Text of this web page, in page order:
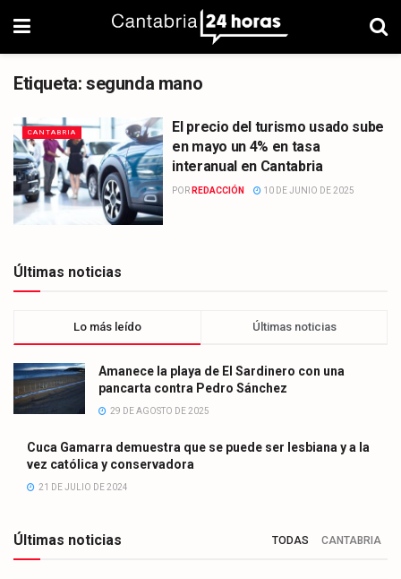
Etiqueta: segunda mano
CANTABRIA
El precio del turismo usado sube
en mayo un 4% en tasa
interanual en Cantabria
POR REDACCIÓN 10 DE JUNIO DE 2025
Últimas noticias
Lo más leído Últimas noticias
Amanece la playa de El Sardinero con una
pancarta contra Pedro Sánchez
29 DE AGOSTO DE 2025
Cuca Gamarra demuestra que se puede ser lesbiana y a la
vez católica y conservadora
21 DE JULIO DE 2024
Últimas noticias TODAS CANTABRIA